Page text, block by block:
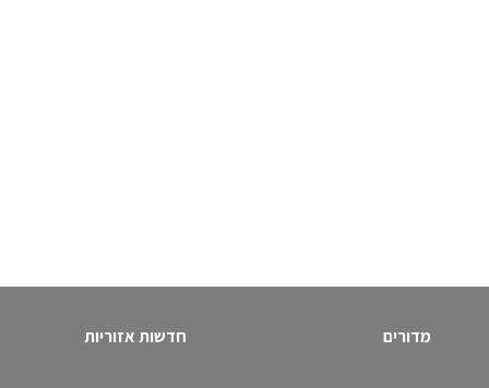
מדורים חדשות אזוריות